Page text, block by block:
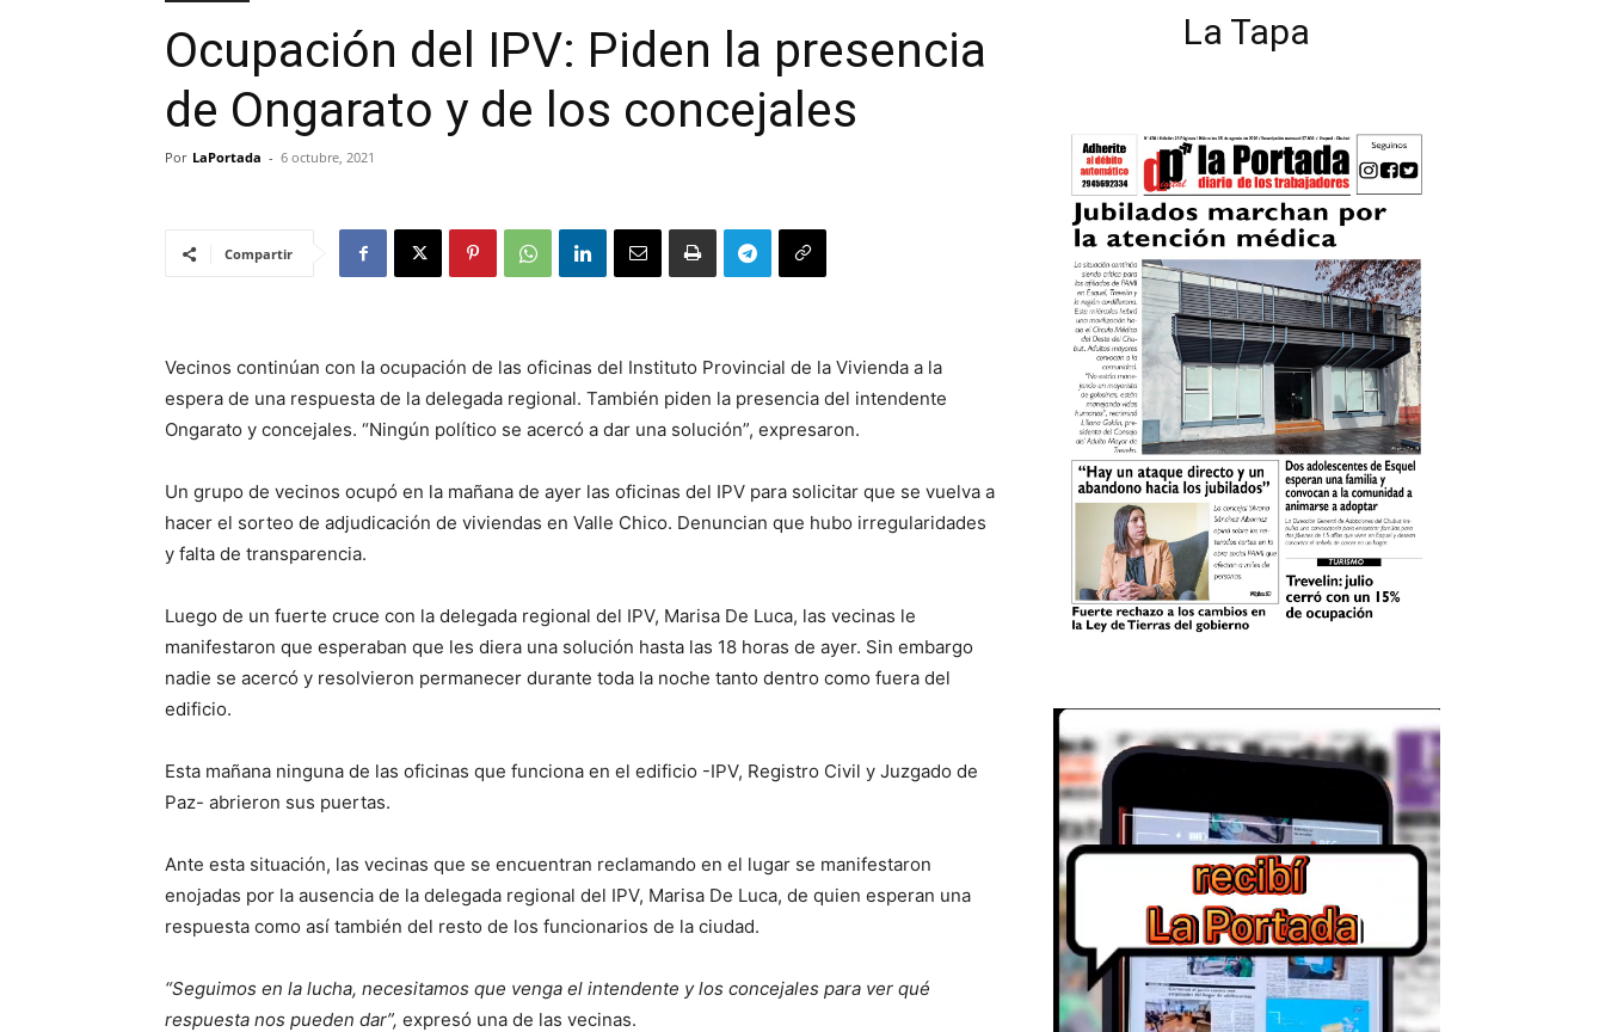
Ocupación del IPV: Piden la presencia
de Ongarato y de los concejales
Por LaPortada - 6 octubre, 2021
Compartir
Vecinos continúan con la ocupación de las oficinas del Instituto Provincial de la Vivienda a la
espera de una respuesta de la delegada regional. También piden la presencia del intendente
Ongarato y concejales. “Ningún político se acercó a dar una solución”, expresaron.
Un grupo de vecinos ocupó en la mañana de ayer las oficinas del IPV para solicitar que se vuelva a
hacer el sorteo de adjudicación de viviendas en Valle Chico. Denuncian que hubo irregularidades
y falta de transparencia.
Luego de un fuerte cruce con la delegada regional del IPV, Marisa De Luca, las vecinas le
manifestaron que esperaban que les diera una solución hasta las 18 horas de ayer. Sin embargo
nadie se acercó y resolvieron permanecer durante toda la noche tanto dentro como fuera del
edificio.
Esta mañana ninguna de las oficinas que funciona en el edificio -IPV, Registro Civil y Juzgado de
Paz- abrieron sus puertas.
Ante esta situación, las vecinas que se encuentran reclamando en el lugar se manifestaron
enojadas por la ausencia de la delegada regional del IPV, Marisa De Luca, de quien esperan una
respuesta como así también del resto de los funcionarios de la ciudad.
“Seguimos en la lucha, necesitamos que venga el intendente y los concejales para ver qué
respuesta nos pueden dar”, expresó una de las vecinas.
La Tapa